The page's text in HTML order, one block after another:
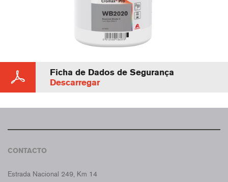
Ficha de Dados de Segurança
Descarregar
CONTACTO
Estrada Nacional 249, Km 14